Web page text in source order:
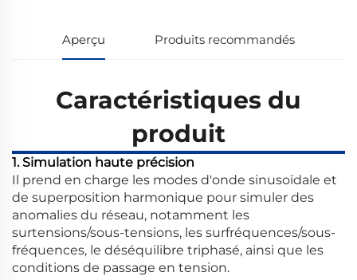
Aperçu Produits recommandés
Caractéristiques du
produit
1. Simulation haute précision
Il prend en charge les modes d'onde sinusoïdale et
de superposition harmonique pour simuler des
anomalies du réseau, notamment les
surtensions/sous-tensions, les surfréquences/sous-
fréquences, le déséquilibre triphasé, ainsi que les
conditions de passage en tension.